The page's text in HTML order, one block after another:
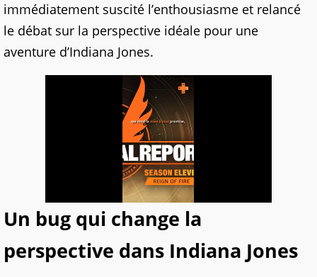
immédiatement suscité l’enthousiasme et relancé
le débat sur la perspective idéale pour une
aventure d’Indiana Jones.
Un bug qui change la
perspective dans Indiana Jones